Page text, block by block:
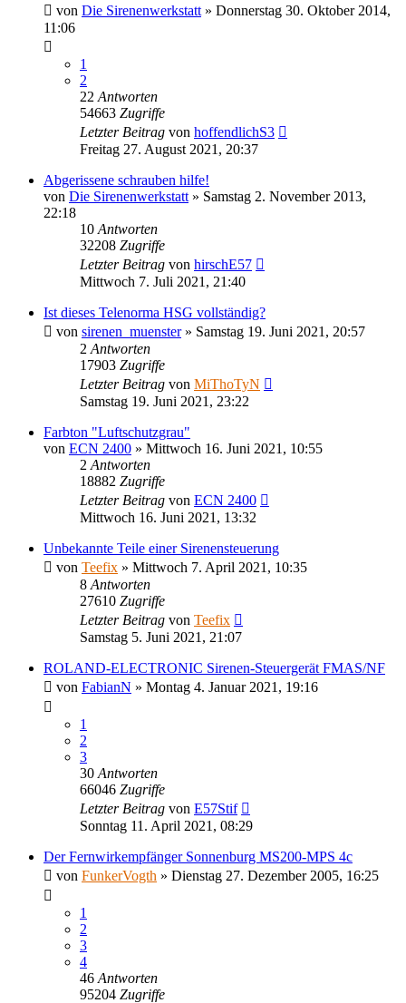
von Die Sirenenwerkstatt » Donnerstag 30. Oktober 2014,
11:06
1
2
22 Antworten
54663 Zugriffe
Letzter Beitrag von hoffendlichS3
Freitag 27. August 2021, 20:37
Abgerissene schrauben hilfe!
von Die Sirenenwerkstatt » Samstag 2. November 2013,
22:18
10 Antworten
32208 Zugriffe
Letzter Beitrag von hirschE57
Mittwoch 7. Juli 2021, 21:40
Ist dieses Telenorma HSG vollständig?
von sirenen_muenster» Samstag 19. Juni 2021, 20:57
2 Antworten
17903 Zugriffe
Letzter Beitrag von MiThoTyN
Samstag 19. Juni 2021, 23:22
Farbton "Luftschutzgrau"
von ECN 2400 » Mittwoch 16. Juni 2021, 10:55
2 Antworten
18882 Zugriffe
Letzter Beitrag von ECN 2400
Mittwoch 16. Juni 2021, 13:32
Unbekannte Teile einer Sirenensteuerung
von Teefix » Mittwoch 7. April 2021, 10:35
8 Antworten
27610 Zugriffe
Letzter Beitrag von Teefix
Samstag 5. Juni 2021, 21:07
ROLAND-ELECTRONIC Sirenen-Steuergerät FMAS/NF
von FabianN » Montag 4. Januar 2021, 19:16
1
2
3
30 Antworten
66046 Zugriffe
Letzter Beitrag von E57Stif
Sonntag 11. April 2021, 08:29
Der Fernwirkempfänger Sonnenburg MS200-MPS 4c
von FunkerVogth » Dienstag 27. Dezember 2005, 16:25
1
2
3
4
46 Antworten
95204 Zugriffe